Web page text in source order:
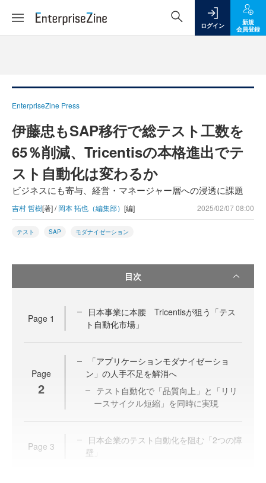
ログイン
新規
会員登録
EnterpriseZine Press
伊藤忠もSAP移行で総テスト工数を
65％削減、Tricentisの本格進出でテ
スト自動化は変わるか
ビジネスにも寄与、経営・マネージャー層への浸透に課題
吉村 哲樹[著] /岡本 拓也（編集部） [編] 2025/02/07 08:00
テスト SAP モダナイゼーション
目次
Page 1
日本事業に本腰 Tricentisが狙う「テス
ト自動化市場」
Page
2
「アプリケーションモダナイゼーショ
ン」の人手不足を解消へ
テスト自動化で「品質向上」と「リリ
ースサイクル短縮」を同時に実現
Page 3
日本企業のテスト自動化を阻む「2つの障
壁」